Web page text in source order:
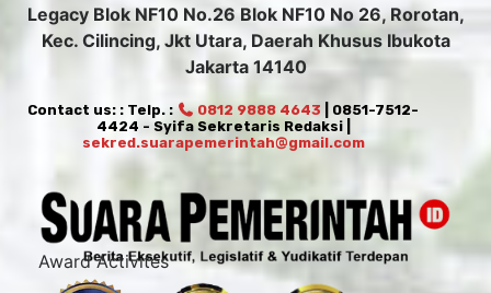
Legacy Blok NF10 No.26 Blok NF10 No 26, Rorotan,
Kec. Cilincing, Jkt Utara, Daerah Khusus Ibukota
Jakarta 14140
Contact us: : Telp. : 0812 9888 4643 | 0851-7512-
4424 - Syifa Sekretaris Redaksi |
sekred.suarapemerintah@gmail.com
Award Activites